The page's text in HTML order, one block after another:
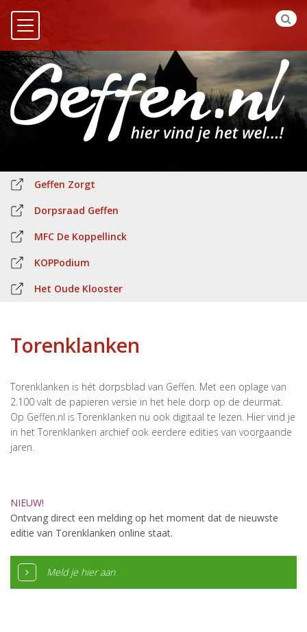
Geffen Zorgt
Dorpsraad Geffen
MFC De Koppellinck
KOPPodium
Het Oude Klooster
Torenklanken
Torenklanken is hét dorpsblad van Geffen. Met een oplage van
2.100 valt de papieren versie in het hele dorp op de deurmat.
Op Geffen.nl is Torenklanken nu ook digitaal te lezen. Hier vind je
in het Torenklanken archief ook eerdere edities van voorgaande
jaren.
NIEUW!
Ontvang direct een melding op het moment dat de nieuwste
editie van Torenklanken online staat.
Meld je hier aan